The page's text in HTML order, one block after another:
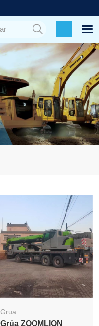
Grua
Grúa ZOOMLION